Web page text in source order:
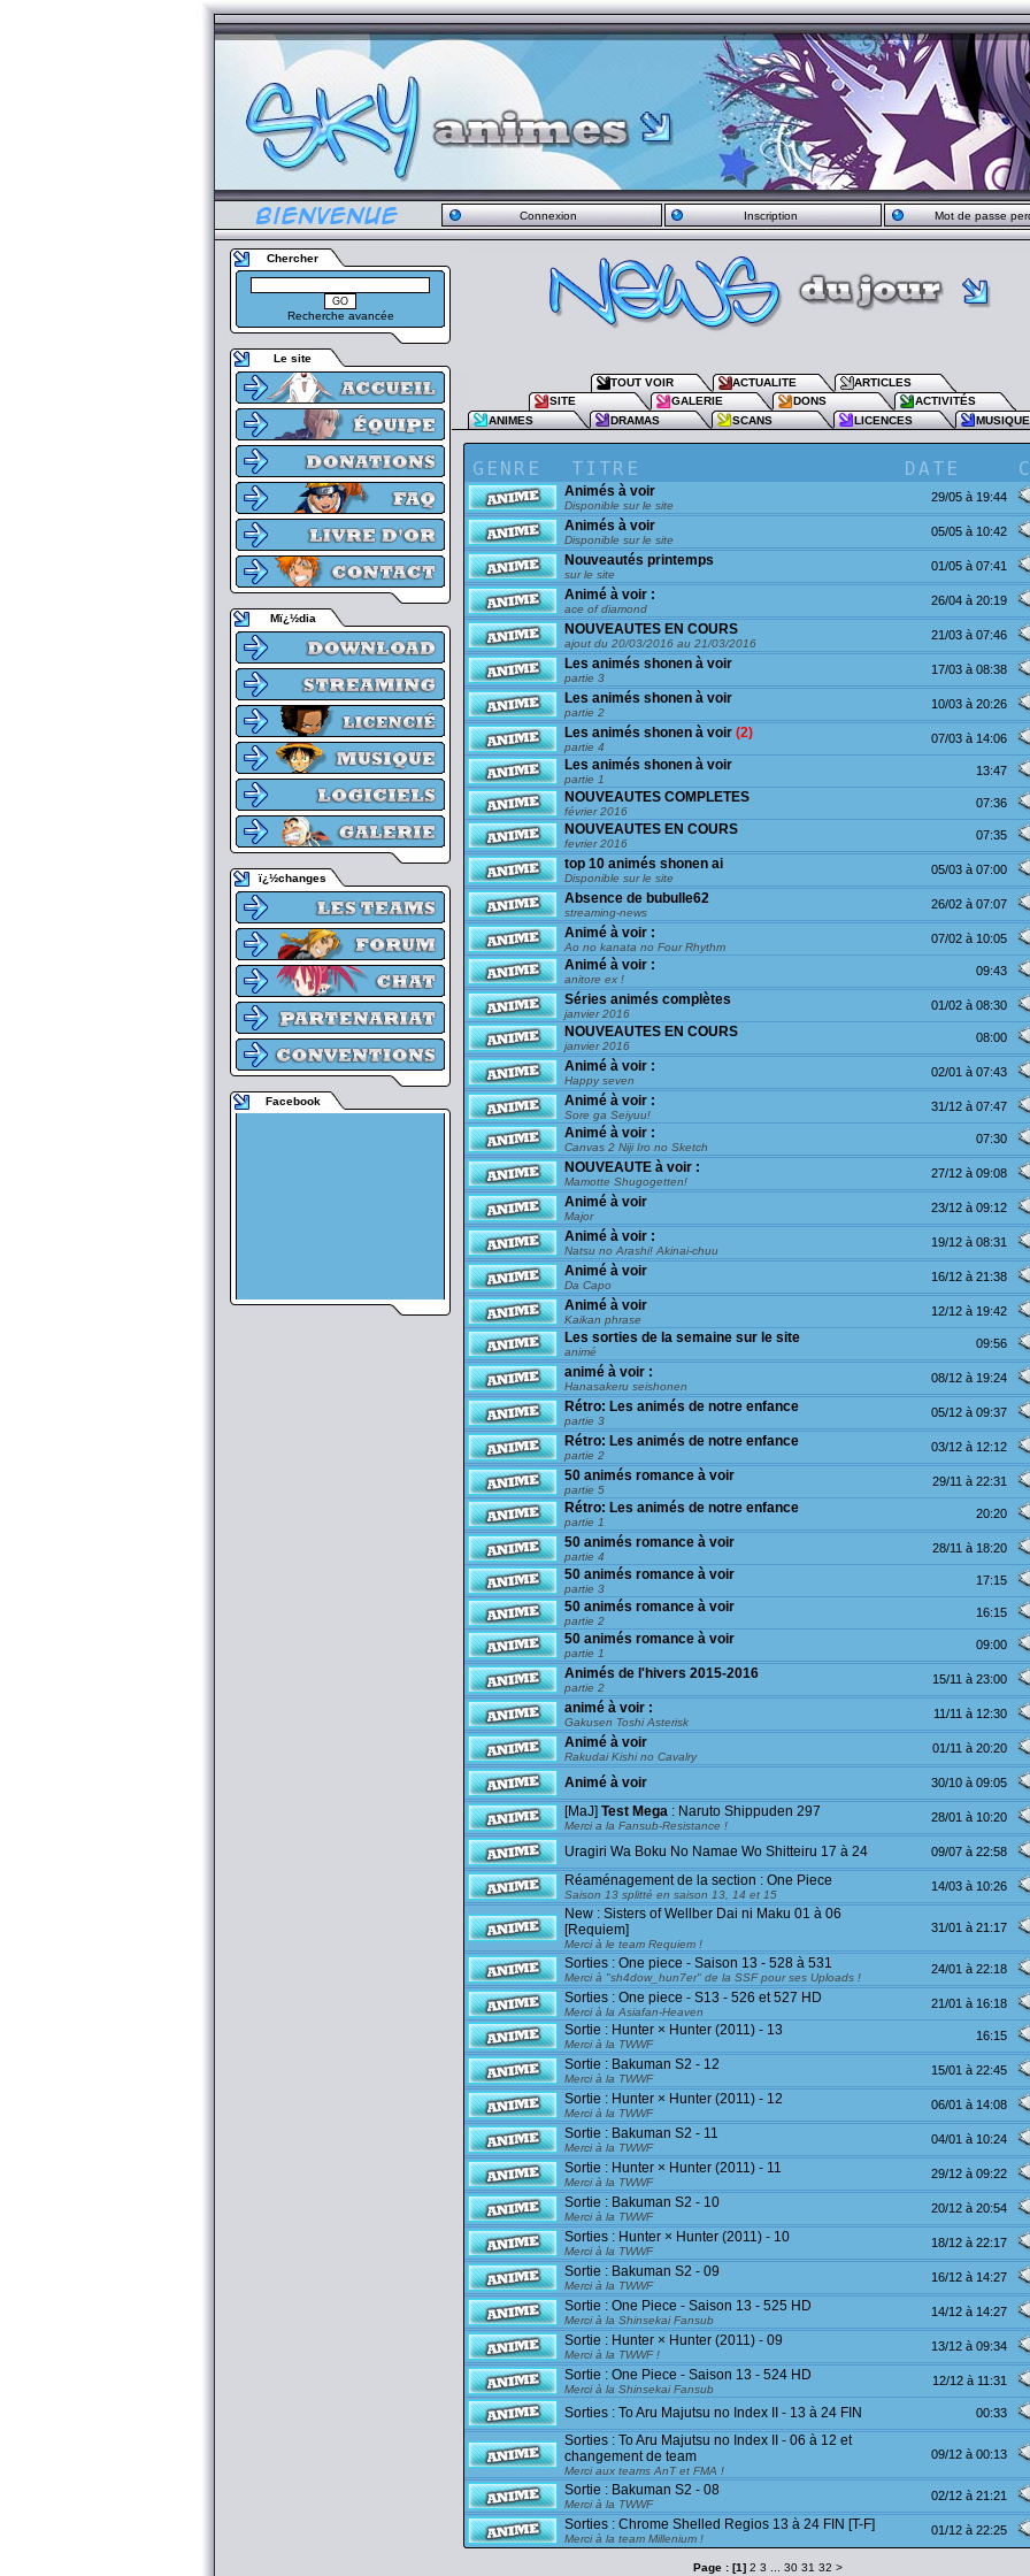
Connexion Inscription Mot de passe
Chercher
Recherche avancée
Le site
Mï¿½dia
ï¿½changes
Facebook
TOUT VOIR ACTUALITE
ARTICLES
SITE
GALERIE DONS
ACTIVITÉS
ANIMES
DRAMAS SCANS LICENCES
Animés à voir
Disponible sur le site
29/05 à 19:44
Animés à voir
Disponible sur le site
05/05 à 10:42
Nouveautés printemps
sur le site
01/05 à 07:41
Animé à voir :
ace of diamond
26/04 à 20:19
NOUVEAUTES EN COURS
ajout du 20/03/2016 au 21/03/2016
21/03 à 07:46
Les animés shonen à voir
partie 3
17/03 à 08:38
Les animés shonen à voir
partie 2
10/03 à 20:26
Les animés shonen à voir (2)
partie 4
07/03 à 14:06
Les animés shonen à voir
partie 1
13:47
NOUVEAUTES COMPLETES
février 2016
07:36
NOUVEAUTES EN COURS
fevrier 2016
07:35
top 10 animés shonen ai
Disponible sur le site
05/03 à 07:00
Absence de bubulle62
streaming-news
26/02 à 07:07
Animé à voir :
Ao no kanata no Four Rhythm
07/02 à 10:05
Animé à voir :
anitore ex !
09:43
Séries animés complètes
janvier 2016
01/02 à 08:30
NOUVEAUTES EN COURS
janvier 2016
08:00
Animé à voir :
Happy seven
02/01 à 07:43
Animé à voir :
Sore ga Seiyuu!
31/12 à 07:47
Animé à voir :
Canvas 2 Niji Iro no Sketch
07:30
NOUVEAUTE à voir :
Mamotte Shugogetten!
27/12 à 09:08
Animé à voir
Major
23/12 à 09:12
Animé à voir :
Natsu no Arashi! Akinai-chuu
19/12 à 08:31
Animé à voir
Da Capo
16/12 à 21:38
Animé à voir
Kaikan phrase
12/12 à 19:42
Les sorties de la semaine sur le site
animé
09:56
animé à voir :
Hanasakeru seishonen
08/12 à 19:24
Rétro: Les animés de notre enfance
partie 3
05/12 à 09:37
Rétro: Les animés de notre enfance
partie 2
03/12 à 12:12
50 animés romance à voir
partie 5
29/11 à 22:31
Rétro: Les animés de notre enfance
partie 1
20:20
50 animés romance à voir
partie 4
28/11 à 18:20
50 animés romance à voir
partie 3
17:15
50 animés romance à voir
partie 2
16:15
50 animés romance à voir
partie 1
09:00
Animés de l'hivers 2015-2016
partie 2
15/11 à 23:00
animé à voir :
Gakusen Toshi Asterisk
11/11 à 12:30
Animé à voir
Rakudai Kishi no Cavalry
01/11 à 20:20
Animé à voir 30/10 à 09:05
[MaJ] Test Mega : Naruto Shippuden 297
Merci a la Fansub-Resistance !
28/01 à 10:20
Uragiri Wa Boku No Namae Wo Shitteiru 17 à 24 09/07 à 22:58
Réaménagement de la section : One Piece
Saison 13 splitté en saison 13, 14 et 15
14/03 à 10:26
New : Sisters of Wellber Dai ni Maku 01 à 06
[Requiem]
Merci à le team Requiem !
31/01 à 21:17
Sorties : One piece - Saison 13 - 528 à 531
Merci à "sh4dow_hun7er" de la SSF pour ses Uploads !
24/01 à 22:18
Sorties : One piece - S13 - 526 et 527 HD
Merci à la Asiafan-Heaven
21/01 à 16:18
Sortie : Hunter × Hunter (2011) - 13
Merci à la TWWF
16:15
Sortie : Bakuman S2 - 12
Merci à la TWWF
15/01 à 22:45
Sortie : Hunter × Hunter (2011) - 12
Merci à la TWWF
06/01 à 14:08
Sortie : Bakuman S2 - 11
Merci à la TWWF
04/01 à 10:24
Sortie : Hunter × Hunter (2011) - 11
Merci à la TWWF
29/12 à 09:22
Sortie : Bakuman S2 - 10
Merci à la TWWF
20/12 à 20:54
Sorties : Hunter × Hunter (2011) - 10
Merci à la TWWF
18/12 à 22:17
Sortie : Bakuman S2 - 09
Merci à la TWWF
16/12 à 14:27
Sortie : One Piece - Saison 13 - 525 HD
Merci à la Shinsekai Fansub
14/12 à 14:27
Sortie : Hunter × Hunter (2011) - 09
Merci à la TWWF !
13/12 à 09:34
Sortie : One Piece - Saison 13 - 524 HD
Merci à la Shinsekai Fansub
12/12 à 11:31
Sorties : To Aru Majutsu no Index II - 13 à 24 FIN 00:33
Sorties : To Aru Majutsu no Index II - 06 à 12 et
changement de team
Merci aux teams AnT et FMA !
09/12 à 00:13
Sortie : Bakuman S2 - 08
Merci à la TWWF
02/12 à 21:21
Sorties : Chrome Shelled Regios 13 à 24 FIN [T-F]
Merci à la team Millenium !
01/12 à 22:25
Page : [1] 2 3 30 31 32 >